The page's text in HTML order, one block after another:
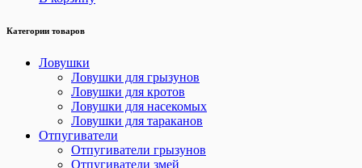
Категории товаров
Ловушки
Ловушки для грызунов
Ловушки для кротов
Ловушки для насекомых
Ловушки для тараканов
Отпугиватели
Отпугиватели грызунов
Отпугиватели змей